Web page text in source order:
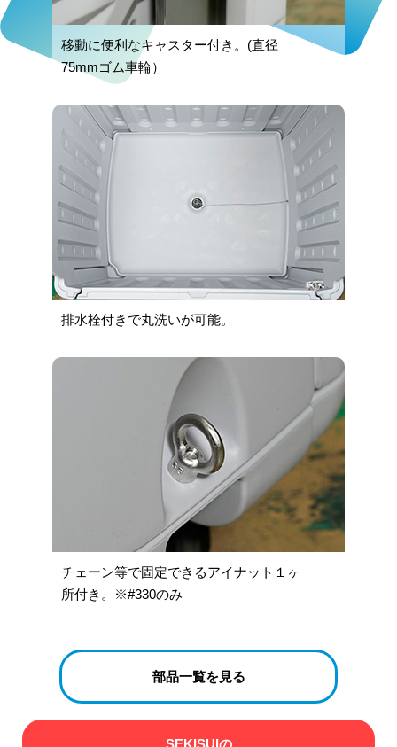
移動に便利なキャスター付き。(直径
75mmゴム車輪）
排水栓付きで丸洗いが可能。
チェーン等で固定できるアイナット１ヶ
所付き。※#330のみ
部品一覧を見る
SEKISUIの